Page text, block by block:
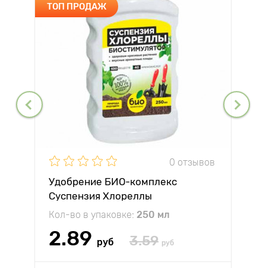
ТОП ПРОДАЖ
0 отзывов
Удобрение БИО-комплекс
Суспензия Хлореллы
Кол-во в упаковке: 250 мл
2.89 руб 3.59 руб